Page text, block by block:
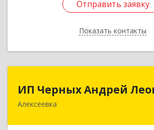
Отправить заявку
Показать контакты
Отправить заявку
Назад
ИП Черных Андрей
Алексеевка
ИП Черных Андрей
309850, Белгородская обл,